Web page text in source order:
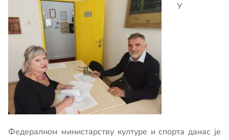
У
Федералном министарству културе и спорта данас је